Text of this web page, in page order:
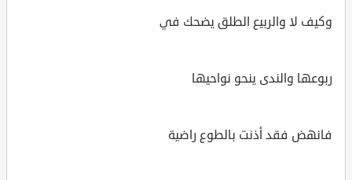
وكيف لا والربيع الطلق يضحك في
ربوعها والندى ينحو نواحيها
فانهض فقد أذنت بالطوع راضية